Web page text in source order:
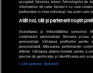
acceptati folosirea tuturor Tehnologiilor de
informatiilor de catre Vendor-ii cu care
preferintele in mod individual, mai putin cele
Atât noi, cât și partenerii noștri
Dezvoltarea și îmbunătățirea serviciilor.
conținutului personalizat. Stocarea și/sau
personalizat. Utilizarea profilurilor pentru
personalizată. Măsurarea performanței
diferite. Utilizarea datelor limitate pentru a
precise de geolocație și identificarea prin
Listă parteneri (furnizori)